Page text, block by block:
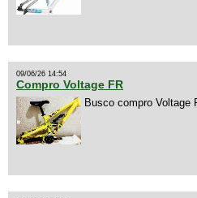
09/06/26 14:54
Compro Voltage FR
Busco compro Voltage